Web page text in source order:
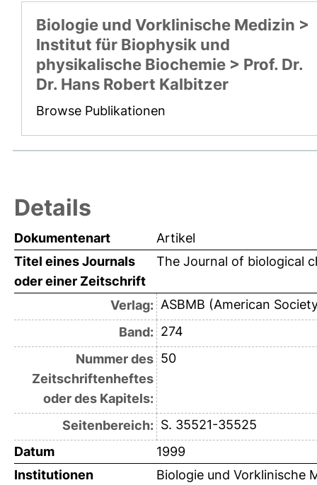
Biologie und Vorklinische Medizin >
Institut für Biophysik und
physikalische Biochemie > Prof. Dr.
Dr. Hans Robert Kalbitzer
Browse Publikationen
Details
Dokumentenart
Artikel
Titel eines Journals
oder einer Zeitschrift
The Journal of biological
Verlag: ASBMB (American
Band: 274
Nummer des
Zeitschriftenheftes
oder des Kapitels:
50
Seitenbereich: S. 35521-35525
Datum
1999
Institutionen
Biologie und Vorklinische